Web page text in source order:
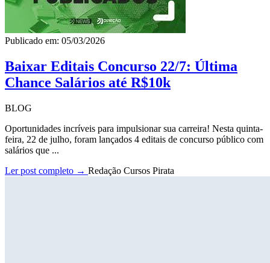
Publicado em: 05/03/2026
Baixar Editais Concurso 22/7: Última
Chance Salários até R$10k
BLOG
Oportunidades incríveis para impulsionar sua carreira! Nesta quinta-
feira, 22 de julho, foram lançados 4 editais de concurso público com
salários que ...
Ler post completo → Redação Cursos Pirata